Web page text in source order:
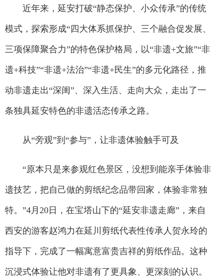
近年来，延安打破“静态保护、小众传承”的传统
模式，探索形成“四大体系抓保护、三个融合促发展、
三项保障聚合力”的特色保护格局，以“非遗+文旅”“非
遗+科技”“非遗+法治”“非遗+民生”的多元化路径，推
动非遗走出“深闺”、深入生活、走向大众，走出了一
条独具延安特色的非遗活态传承之路。
从“旁观”到“参与”，让非遗体验触手可及
“原本只是来参观红色景区，没想到能亲手体验非
遗技艺，把自己做的剪纸纪念品带回家，体验非常独
特。”4月20日，在宝塔山下的“延安非遗走廊”，来自
西安的游客赵鸿力在延川剪纸代表性传承人贺永玲的
指导下，完成了一幅寓意富贵吉祥的剪纸作品。这种
沉浸式体验让他对非遗有了更具象、更深刻的认识。